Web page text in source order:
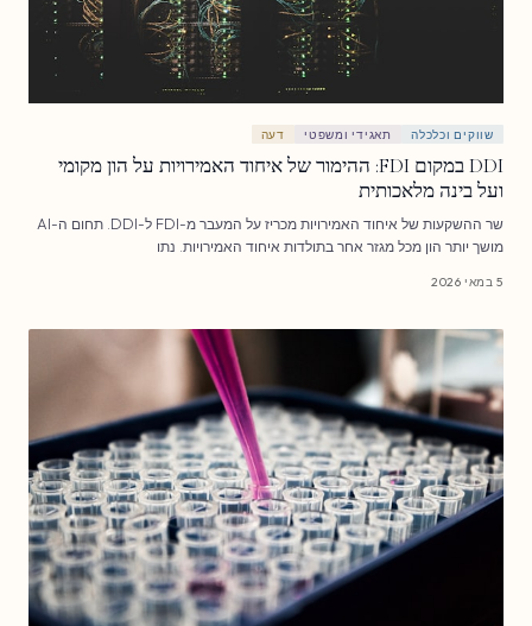
שווקים וכלכלה תאגידי ומשפטי דעה
DDI במקום FDI: ההימור של איחוד האמירויות על הון מקומי
ועל בינה מלאכותית
שר ההשקעות של איחוד האמירויות מכריז על המעבר מ-FDI ל-DDI. תחום ה-AI
מושך יותר הון מכל מגזר אחר בתולדות איחוד האמירויות. נתו
5 במאי 2026